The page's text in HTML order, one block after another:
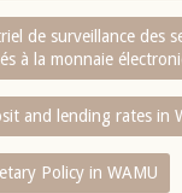
de surveillance des
à la monnaie
and lending rates in
Policy in WAMU